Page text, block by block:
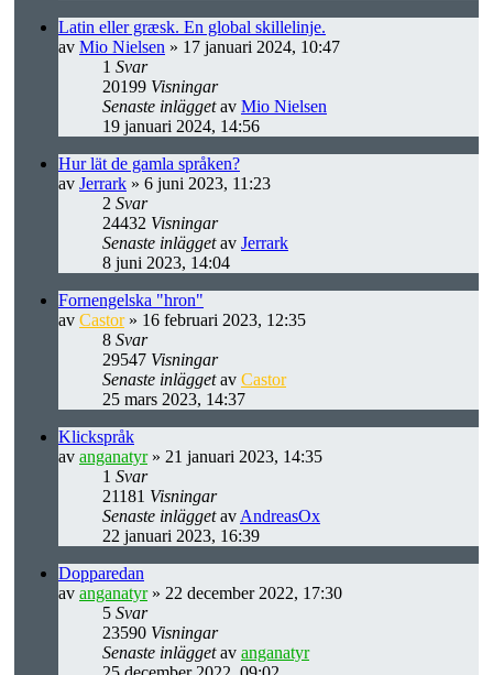
Latin eller græsk. En global skillelinje.
av Mio Nielsen » 17 januari 2024, 10:47
1 Svar
20199 Visningar
Senaste inläggetav Mio Nielsen
19 januari 2024, 14:56
Hur lät de gamla språken?
av Jerrark » 6 juni 2023, 11:23
2 Svar
24432 Visningar
Senaste inläggetav Jerrark
8 juni 2023, 14:04
Fornengelska "hron"
av Castor» 16 februari 2023, 12:35
8 Svar
29547 Visningar
Senaste inläggetav Castor
25 mars 2023, 14:37
Klickspråk
av anganatyr» 21 januari 2023, 14:35
1 Svar
21181 Visningar
Senaste inläggetav AndreasOx
22 januari 2023, 16:39
Dopparedan
av anganatyr» 22 december 2022, 17:30
5 Svar
23590 Visningar
Senaste inläggetav anganatyr